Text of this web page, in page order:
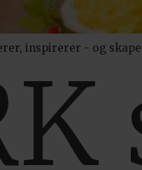
inspirerer - og